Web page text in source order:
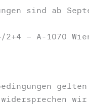
sind ab
– A-1070